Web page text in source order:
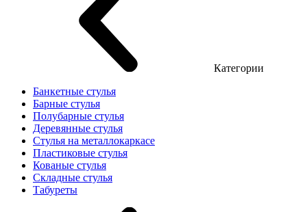
Категории
Банкетные стулья
Барные стулья
Полубарные стулья
Деревянные стулья
Стулья на металлокаркасе
Пластиковые стулья
Кованые стулья
Складные стулья
Табуреты